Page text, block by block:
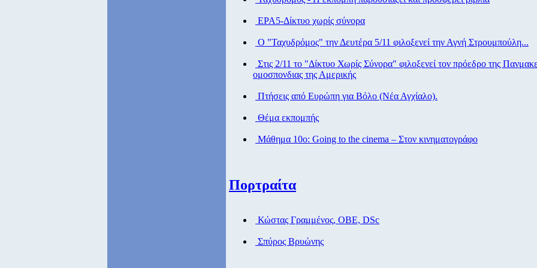
ΕΡΑ5-Δίκτυο χωρίς σύνορα
Ο "Ταχυδρόμος" την Δευτέρα 5/11 φιλοξενεί την Αγνή Στρουμπούλη...
Στις 2/11 το "Δίκτυο Χωρίς Σύνορα" φιλοξενεί τον πρόεδρο της
ομοσπονδιας της Αμερικής
Πτήσεις από Eυρώπη για Βόλο (Νέα Αγχίαλο).
Θέμα εκπομπής
Μάθημα 10ο: Going to the cinema – Στον κινηματογράφο
Πορτραίτα
Κώστας Γραμμένος, ΟΒΕ, DSc
Σπύρος Βρυώνης